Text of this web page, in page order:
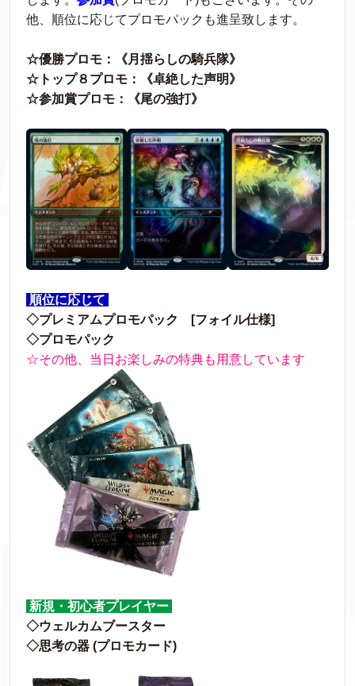
他、順位に応じてプロモパックも進呈致します。
☆優勝プロモ：《月揺らしの騎兵隊》
☆トップ８プロモ：《卓絶した声明》
☆参加賞プロモ：《尾の強打》
順位に応じて
◇プレミアムプロモパック [フォイル仕様]
◇プロモパック
☆その他、当日お楽しみの特典も用意しています
新規・初心者プレイヤー
◇ウェルカムブースター
◇思考の器 (プロモカード)